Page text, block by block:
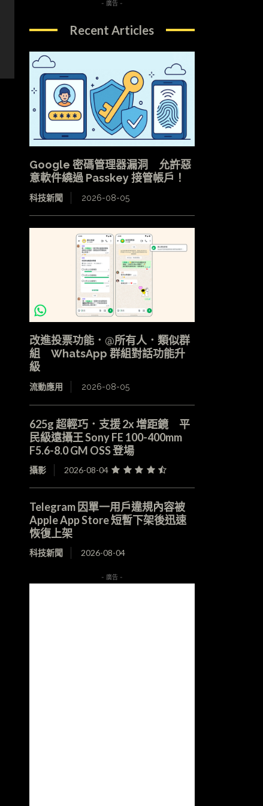
- 廣告 -
Recent Articles
Google 密碼管理器漏洞 允許惡
意軟件繞過 Passkey 接管帳戶！
科技新聞 2026-08-05
改進投票功能．@所有人．類似群
組 WhatsApp 群組對話功能升
級
流動應用 2026-08-05
625g 超輕巧．支援 2x 增距鏡 平
民級遠攝王 Sony FE 100-400mm
F5.6-8.0 GM OSS 登場
攝影 2026-08-04
Telegram 因單一用戶違規內容被
Apple App Store 短暫下架後迅速
恢復上架
科技新聞 2026-08-04
- 廣告 -